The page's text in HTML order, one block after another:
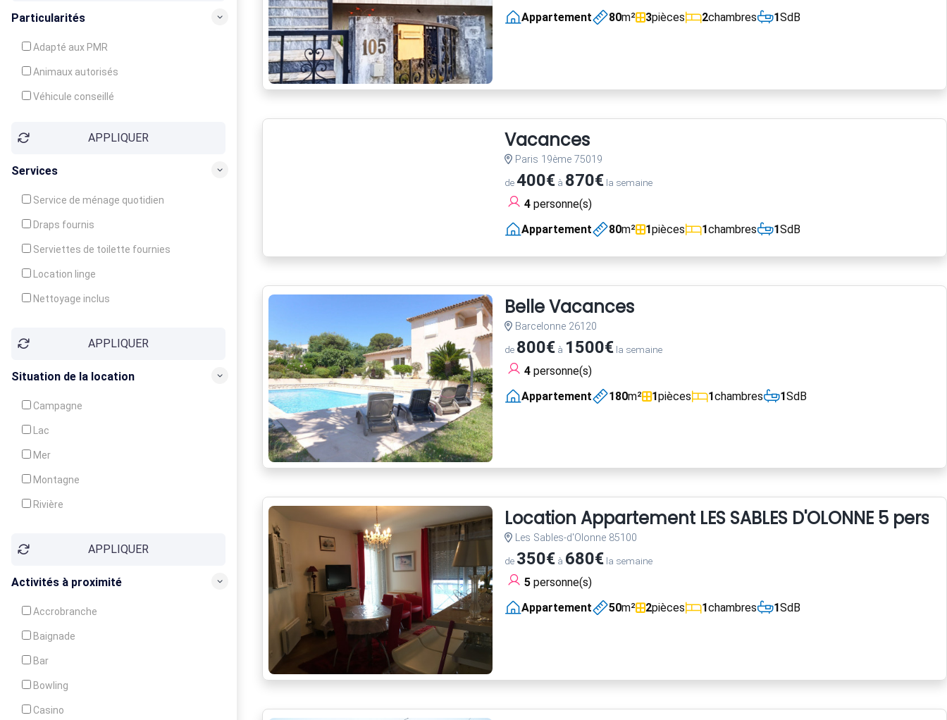
Particularités
Adapté aux PMR
Animaux autorisés
Véhicule conseillé
APPLIQUER
Services
Service de ménage quotidien
Draps fournis
Serviettes de toilette fournies
Location linge
Nettoyage inclus
Garde d'enfants
Crèche
APPLIQUER
Situation de la location
Campagne
Lac
Mer
Montagne
Rivière
APPLIQUER
Activités à proximité
Accrobranche
Baignade
Bar
Bowling
Casino
Appartement
80m² 3pièces 2chambres 1SdB
Vacances
Paris 19ème 75019
de400€à 870€la semaine
4personne(s)
Appartement
80m² 1pièces 1chambres 1SdB
Belle Vacances
Barcelonne 26120
de 800€à 1500€la semaine
4personne(s)
Appartement
180m² 1pièces 1chambres 1SdB
Location Appartement LES SABLES D'OLONNE 5
Les Sables-d'Olonne 85100
de 350€à 680€la semaine
5personne(s)
Appartement
50m² 2pièces 1chambres 1SdB